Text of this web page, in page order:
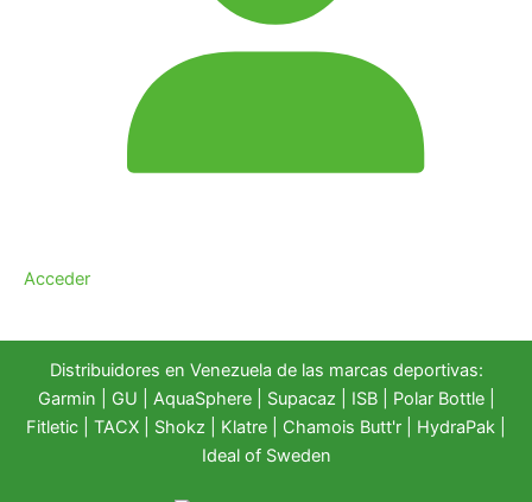
Acceder
Distribuidores en Venezuela de las marcas deportivas:
Garmin
GU AquaSphere| Supacaz | ISB | Polar Bottle|
Fitletic
TACX Shokz Klatre Chamois Butt'r HydraPak
Ideal of Sweden